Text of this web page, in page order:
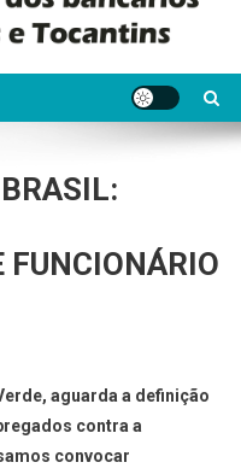
FUNCIONÁRIO
aguarda a definição
contra a
convocar